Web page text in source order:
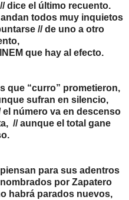
dice el último recuento.
todos muy inquietos
// de uno a otro
que hay al efecto.
que “curro” prometieron,
sufran en silencio,
número va en descenso
// aunque el total gane
para sus adentros
por Zapatero
habrá parados nuevos,